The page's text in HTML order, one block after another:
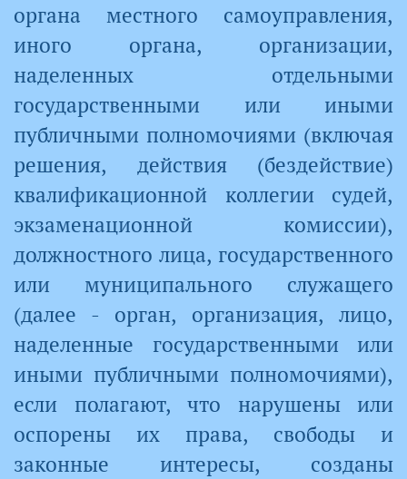
органа местного самоуправления,
иного органа, организации,
наделенных отдельными
государственными или иными
публичными полномочиями (включая
решения, действия (бездействие)
квалификационной коллегии судей,
экзаменационной комиссии),
должностного лица, государственного
или муниципального служащего
(далее - орган, организация, лицо,
наделенные государственными или
иными публичными полномочиями),
если полагают, что нарушены или
оспорены их права, свободы и
законные интересы, созданы